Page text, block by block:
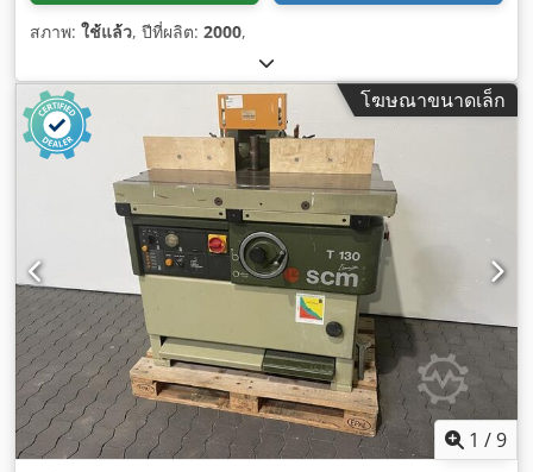
สภาพ: ใช้แล้ว, ปีที่ผลิต: 2000,
โฆษณาขนาดเล็ก
1 /9